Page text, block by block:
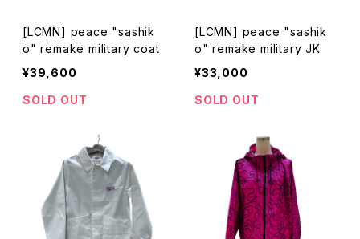
[LCMN] peace "sashik
o" remake military coat
¥39,600
SOLD OUT
[LCMN] peace "sashik
o" remake military JK
¥33,000
SOLD OUT